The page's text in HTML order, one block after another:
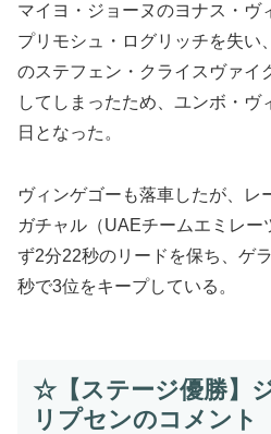
マイヨ・ジョーヌのヨナス・ヴ
プリモシュ・ログリッチを失い
のステフェン・クライスヴァイ
してしまったため、ユンボ・ヴ
日となった。
ヴィンゲゴーも落車したが、レ
ガチャル（UAEチームエミレー
ず2分22秒のリードを保ち、ゲ
秒で3位をキープしている。
☆【ステージ優勝】
リプセンのコメント